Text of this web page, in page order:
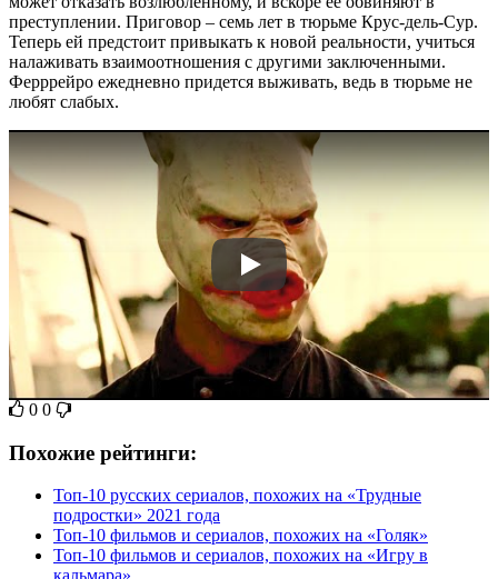
преступлении. Приговор – семь лет в тюрьме Крус-дель-Сур.
Теперь ей предстоит привыкать к новой реальности, учиться
налаживать взаимоотношения с другими заключенными.
Ферррейро ежедневно придется выживать, ведь в тюрьме не
любят слабых.
0 0
Похожие рейтинги:
Топ-10 русских сериалов, похожих на «Трудные
подростки» 2021 года
Топ-10 фильмов и сериалов, похожих на «Голяк»
Топ-10 фильмов и сериалов, похожих на «Игру в